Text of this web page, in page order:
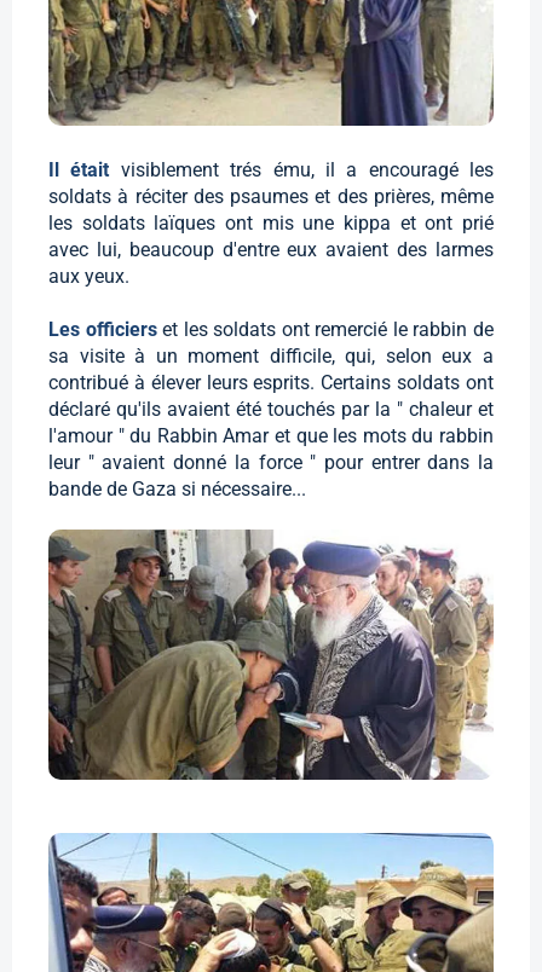
Il était visiblement trés ému, il a encouragé les
soldats à réciter des psaumes et des prières, même
les soldats laïques ont mis une kippa et ont prié
avec lui, beaucoup d'entre eux avaient des larmes
aux yeux.
Les officierset les soldats ont remercié le rabbin de
sa visite à un moment difficile, qui, selon eux a
contribué à élever leurs esprits. Certains soldats ont
déclaré qu'ils avaient été touchés par la " chaleur et
l'amour " du Rabbin Amar et que les mots du rabbin
leur " avaient donné la force " pour entrer dans la
bande de Gaza si nécessaire...